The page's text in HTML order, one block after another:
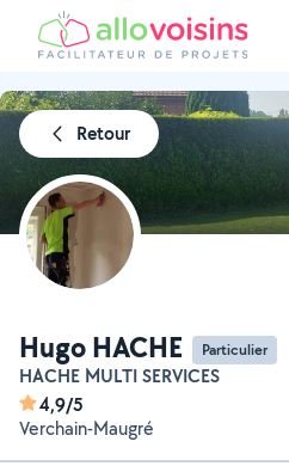
Retour
Hugo HACHE Particulier
HACHE MULTI SERVICES
4,9/5
Verchain-Maugré